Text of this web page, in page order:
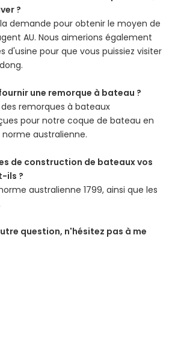
?
la demande pour obtenir le moyen de
AU. Nous aimerions également
d'usine pour que vous puissiez visiter
une remorque à bateau ?
des remorques à bateaux
pour notre coque de bateau en
australienne.
de construction de bateaux vos
ils ?
australienne 1799, ainsi que les
question, n'hésitez pas à me